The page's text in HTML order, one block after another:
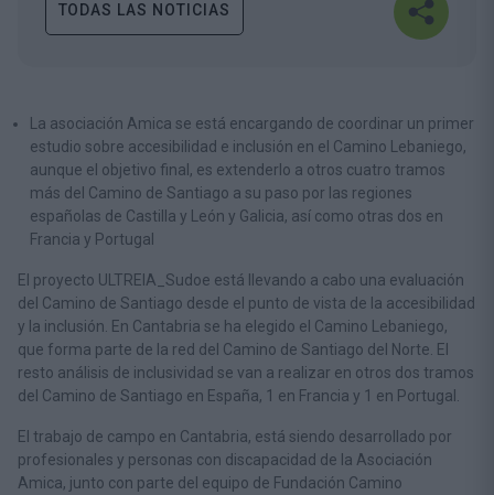
TODAS LAS NOTICIAS
La asociación Amica se está encargando de coordinar un primer
estudio sobre accesibilidad e inclusión en el Camino Lebaniego,
aunque el objetivo final, es extenderlo a otros cuatro tramos
más del Camino de Santiago a su paso por las regiones
españolas de Castilla y León y Galicia, así como otras dos en
Francia y Portugal
El proyecto ULTREIA_Sudoe está llevando a cabo una evaluación
del Camino de Santiago desde el punto de vista de la accesibilidad
y la inclusión. En Cantabria se ha elegido el Camino Lebaniego,
que forma parte de la red del Camino de Santiago del Norte. El
resto análisis de inclusividad se van a realizar en otros dos tramos
del Camino de Santiago en España, 1 en Francia y 1 en Portugal.
El trabajo de campo en Cantabria, está siendo desarrollado por
profesionales y personas con discapacidad de la Asociación
Amica, junto con parte del equipo de Fundación Camino